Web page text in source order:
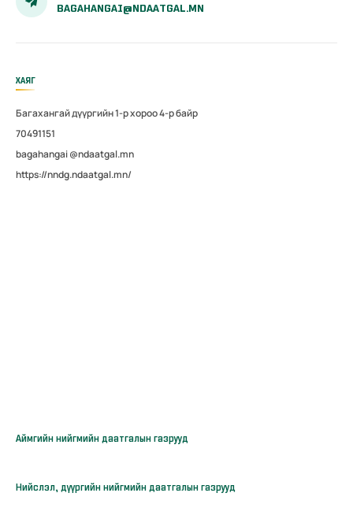
BAGAHANGAI@NDAATGAL.MN
ХАЯГ
Багахангай дүүргийн 1-р хороо 4-р байр
70491151
bagahangai @ndaatgal.mn
https://nndg.ndaatgal.mn/
Аймгийн нийгмийн даатгалын газрууд
Нийслэл, дүүргийн нийгмийн даатгалын газрууд